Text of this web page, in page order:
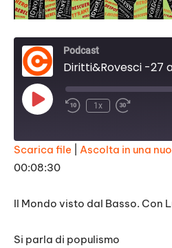
Podcast
Diritti&Rovesci -27
Play
Episode
1x
SHARE
LINK
Scarica file Ascolta in una
00:08:30
Il Mondo visto dal Basso. Con
Si parla di populismo